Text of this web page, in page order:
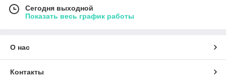
Сегодня выходной
Показать весь график работы
О нас
Контакты